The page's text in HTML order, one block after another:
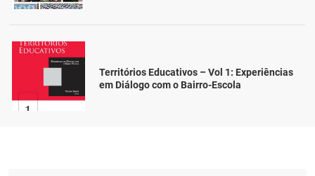
Territórios Educativos – Vol 1: Experiências
em Diálogo com o Bairro-Escola